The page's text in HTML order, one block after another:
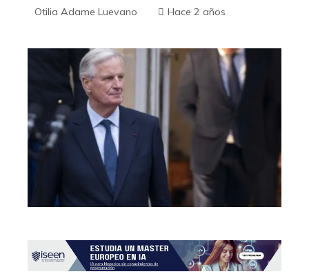
Otilia Adame Luevano Hace 2 años